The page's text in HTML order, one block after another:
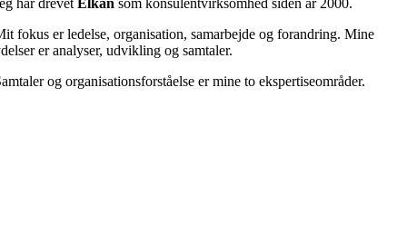
har drevet Elkan som konsulentvirksomhed siden år 2000.
fokus er ledelse, organisation, samarbejde og forandring. Mine
er analyser, udvikling og samtaler.
og organisationsforståelse er mine to ekspertiseområder.